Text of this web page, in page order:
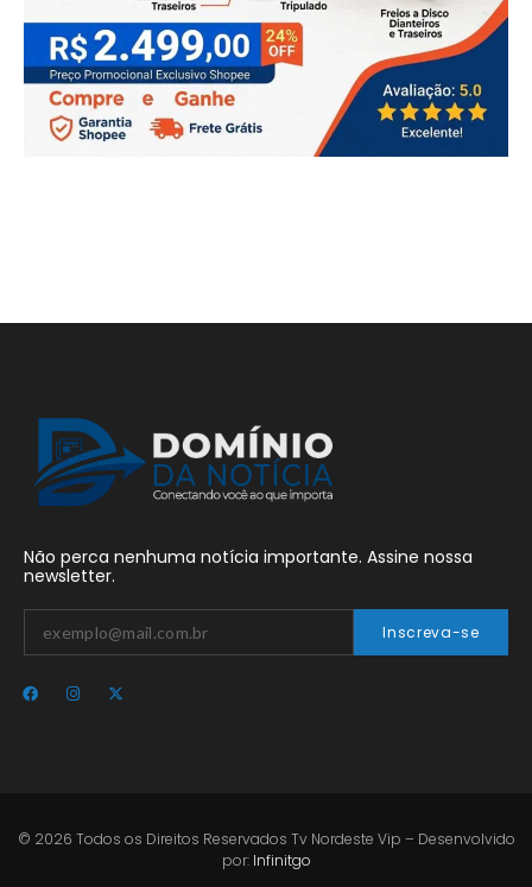
Não perca nenhuma notícia importante. Assine nossa
newsletter.
Inscreva-se
© 2026 Todos os Direitos Reservados Tv Nordeste Vip – Desenvolvido
por: Infinitgo